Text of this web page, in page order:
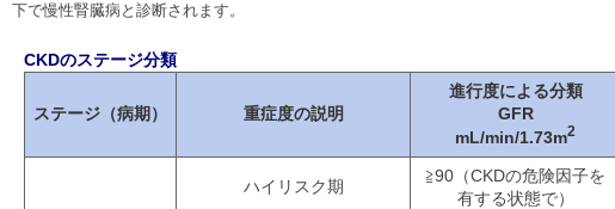
下で慢性腎臓病と診断されます。
CKDのステージ分類
ステージ（病期） 重症度の説明
進行度による分類
GFR
mL/min/1.73m2
ハイリスク期
≧90（CKDの危険因子を
有する状態で）